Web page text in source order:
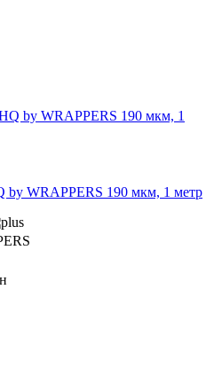
by WRAPPERS 190 мкм, 1 метр